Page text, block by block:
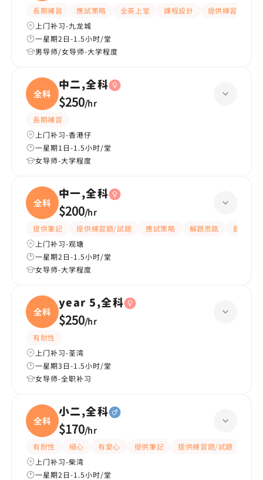
長期補習 應試策略 全英上堂 課程設計
提供練習題/試題
上门补习-九龙城
一星期2日-1.5小时/堂
男导师/女导师-大学程度
全科
中二,全科
$250/hr
長期補習
上门补习-香港仔
一星期1日-1.5小时/堂
女导师-大学程度
全科
中一,全科
$200/hr
提供筆記 提供練習題/試題 應試策略 解題思路
題目講解
上门补习-观塘
一星期2日-1.5小时/堂
女导师-大学程度
全科
year 5,全科
$250/hr
有耐性
上门补习-荃湾
一星期3日-1.5小时/堂
女导师-全职补习
全科
小二,全科
$170/hr
有耐性 細心 有愛心 提供筆記 提供練習題/試題
上门补习-柴湾
一星期2日-1.5小时/堂